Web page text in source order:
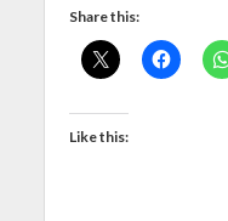
Share this:
Like this: